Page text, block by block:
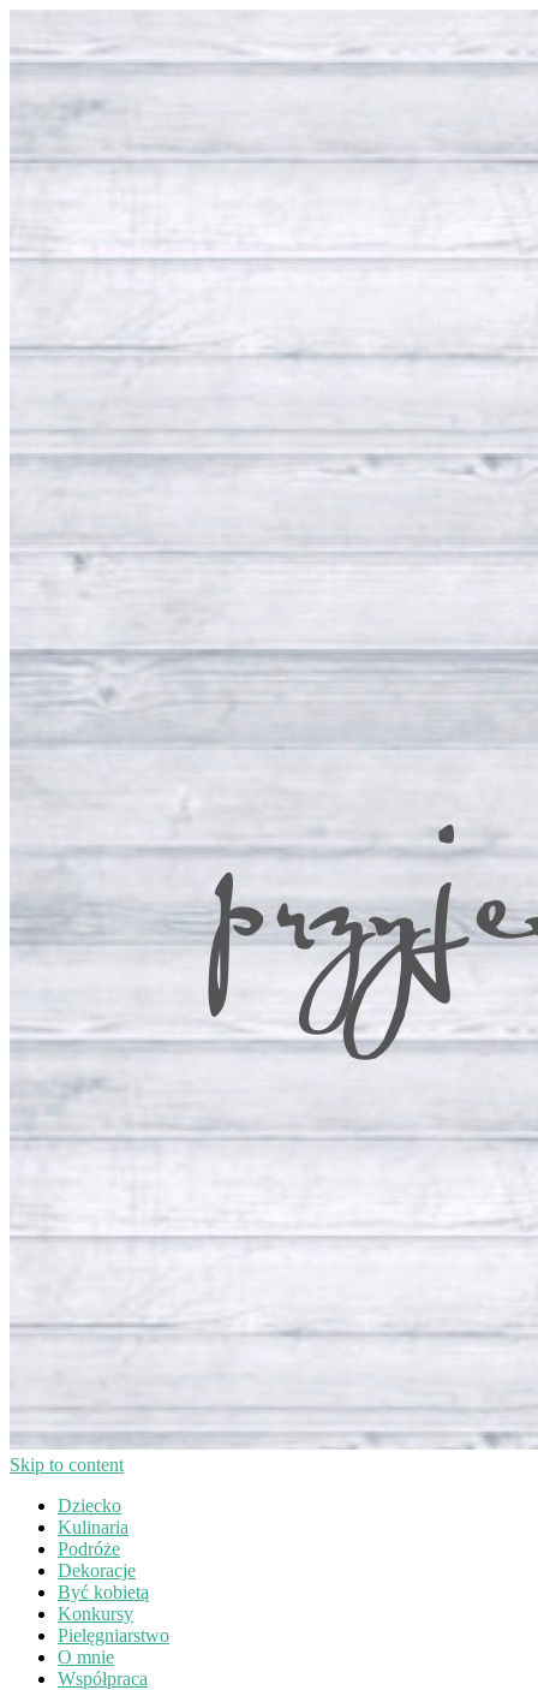
Skip to content
Dziecko
Kulinaria
Podróże
Dekoracje
Być kobietą
Konkursy
Pielęgniarstwo
O mnie
Współpraca